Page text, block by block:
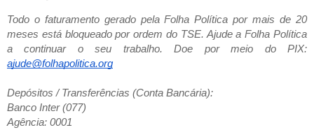
Todo o faturamento gerado pela Folha Política por mais de 20
meses está bloqueado por ordem do TSE. Ajude a Folha Política
a continuar o seu trabalho. Doe por meio do PIX:
ajude@folhapolitica.org
Depósitos / Transferências (Conta Bancária):
Banco Inter (077)
Agência: 0001